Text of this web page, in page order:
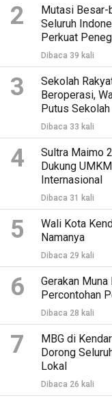
2
Mutasi Besar-
Seluruh
Perkuat
Dibaca 39 kali
3
Sekolah
Beroperasi,
Putus Sekolah
Dibaca 33 kali
4
Sultra Maimo
Dukung
Internasional
Dibaca 31 kali
5
Wali Kota
Namanya
Dibaca 29 kali
6
Gerakan
Percontohan
Dibaca 28 kali
7
MBG di
Dorong
Lokal
Dibaca 26 kali